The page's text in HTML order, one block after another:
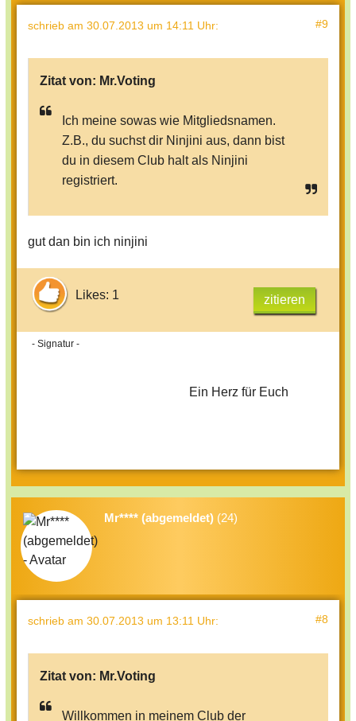
schrieb am 30.07.2013 um 14:11 Uhr: #9
Zitat von: Mr.Voting
Ich meine sowas wie Mitgliedsnamen.
Z.B., du suchst dir Ninjini aus, dann bist
du in diesem Club halt als Ninjini
registriert.
gut dan bin ich ninjini
Likes: 1 zitieren
- Signatur -
Ein Herz für Euch
Mr**** (abgemeldet) (24)
schrieb am 30.07.2013 um 13:11 Uhr: #8
Zitat von: Mr.Voting
Willkommen in meinem Club der